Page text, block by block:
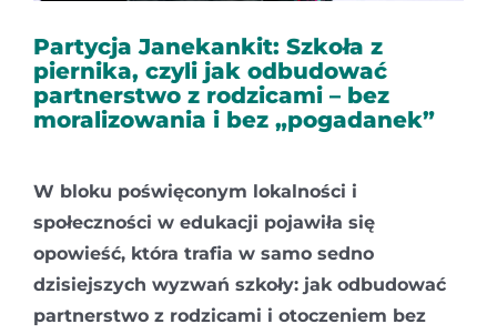
Partycja Janekankit: Szkoła z
piernika, czyli jak odbudować
partnerstwo z rodzicami – bez
moralizowania i bez „pogadanek”
W bloku poświęconym lokalności i
społeczności w edukacji pojawiła się
opowieść, która trafia w samo sedno
dzisiejszych wyzwań szkoły: jak odbudować
partnerstwo z rodzicami i otoczeniem bez